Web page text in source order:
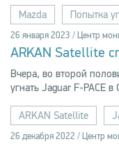
Mazda Попытка
26 января 2023 / Центр
ARKAN Satellite
Вчера, во второй
угнать Jaguar F-PACE в
ARKAN Satellite
26 декабря 2022 / Центр